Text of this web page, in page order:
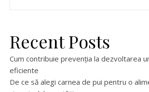
Recent Posts
Cum contribuie prevenția la dezvoltarea
eficiente
De ce să alegi carnea de pui pentru o